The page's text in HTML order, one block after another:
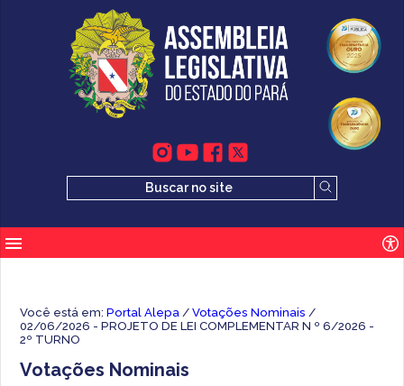
Você está em:Portal Alepa /Votações Nominais /
02/06/2026 - PROJETO DE LEI COMPLEMENTAR N º 6/2026 -
2º TURNO
Votações Nominais